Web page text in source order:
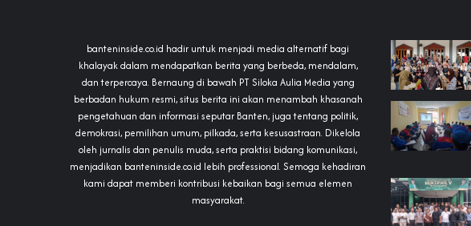
banteninside.co.id hadir untuk menjadi media alternatif bagi
khalayak dalam mendapatkan berita yang berbeda, mendalam,
dan terpercaya. Bernaung di bawah PT Siloka Aulia Media yang
berbadan hukum resmi, situs berita ini akan menambah khasanah
pengetahuan dan informasi seputar Banten, juga tentang politik,
demokrasi, pemilihan umum, pilkada, serta kesusastraan. Dikelola
oleh jurnalis dan penulis muda, serta praktisi bidang komunikasi,
menjadikan banteninside.co.id lebih professional. Semoga kehadiran
kami dapat memberi kontribusi kebaikan bagi semua elemen
masyarakat.